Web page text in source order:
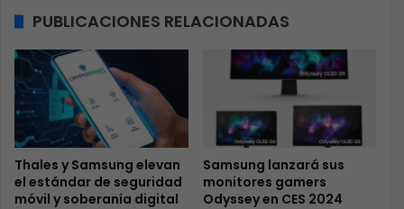
PUBLICACIONES RELACIONADAS
Thales y Samsung elevan
el estándar de seguridad
móvil y soberanía digital
Samsung lanzará sus
monitores gamers
Odyssey en CES 2024